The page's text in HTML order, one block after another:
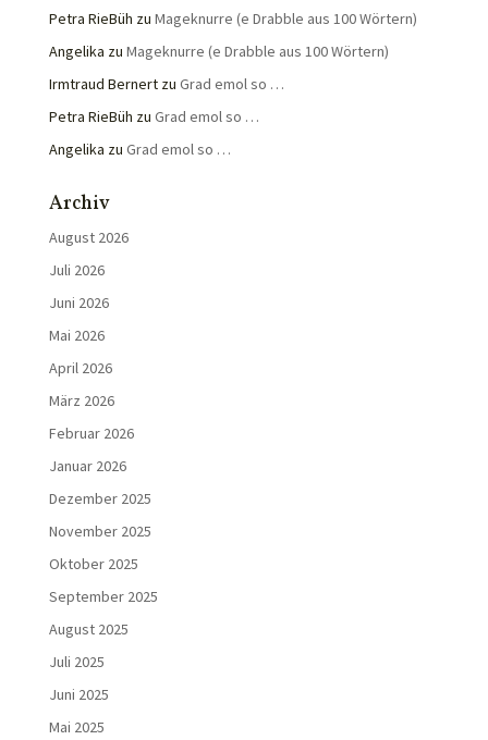
Petra RieBüh zu Mageknurre (e Drabble aus 100 Wörtern)
Angelika zu Mageknurre (e Drabble aus 100 Wörtern)
Irmtraud Bernertzu Grad emol so …
Petra RieBüh zu Grad emol so …
Angelika zu Grad emol so …
Archiv
August 2026
Juli 2026
Juni 2026
Mai 2026
April 2026
März 2026
Februar 2026
Januar 2026
Dezember 2025
November 2025
Oktober 2025
September 2025
August 2025
Juli 2025
Juni 2025
Mai 2025